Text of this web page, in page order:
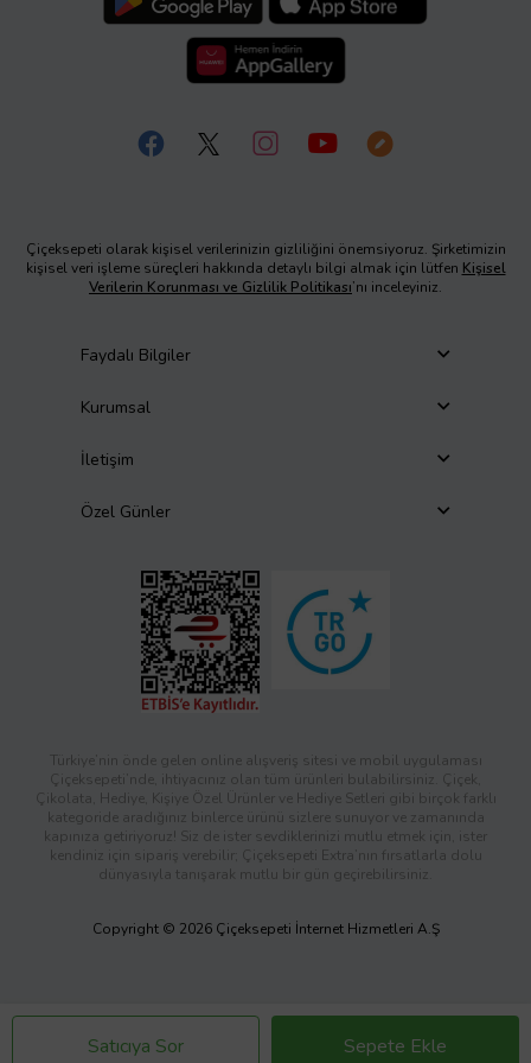
Satıcıya Sor Sepete Ekle
Çiçeksepeti olarak kişisel verilerinizin gizliliğini önemsiyoruz. Şirketimizin
kişisel veri işleme süreçleri hakkında detaylı bilgi almak için lütfen Kişisel
Verilerin Korunması ve Gizlilik Politikası’nı inceleyiniz.
Faydalı Bilgiler
Kurumsal
İletişim
Özel Günler
Türkiye’nin önde gelen online alışveriş sitesi ve mobil uygulaması
Çiçeksepeti’nde, ihtiyacınız olan tüm ürünleri bulabilirsiniz. Çiçek,
Çikolata, Hediye, Kişiye Özel Ürünler ve Hediye Setleri gibi birçok farklı
kategoride aradığınız binlerce ürünü sizlere sunuyor ve zamanında
kapınıza getiriyoruz! Siz de ister sevdiklerinizi mutlu etmek için, ister
kendiniz için sipariş verebilir; Çiçeksepeti Extra’nın fırsatlarla dolu
dünyasıyla tanışarak mutlu bir gün geçirebilirsiniz.
Copyright © 2026 Çiçeksepeti İnternet Hizmetleri A.Ş